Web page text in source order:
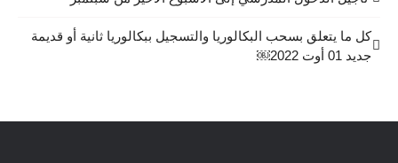
كل ما يتعلق بسحب البكالوريا والتسجيل ببكالوريا ثانية أو قديمة
جديد 01 أوت 2022￼